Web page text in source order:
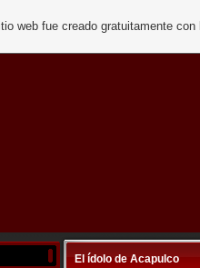
El ídolo de Acapulco
web fue creado gratuitamente con